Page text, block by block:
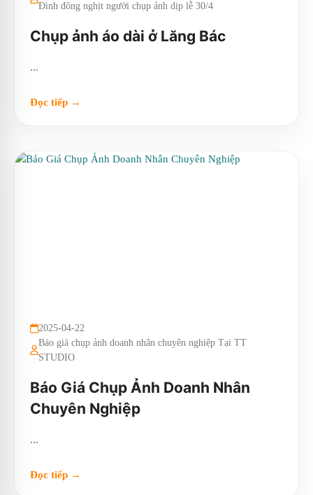
Đình đông nghịt người chụp ảnh dịp lễ 30/4
Chụp ảnh áo dài ở Lăng Bác
...
Đọc tiếp →
2025-04-22
Báo giá chụp ảnh doanh nhân chuyên nghiệp Tại TT
STUDIO
Báo Giá Chụp Ảnh Doanh Nhân
Chuyên Nghiệp
...
Đọc tiếp →